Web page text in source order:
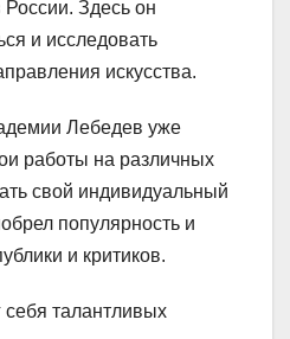
Здесь он
и исследовать
искусства.
Лебедев уже
работы на различных
свой индивидуальный
популярность и
и критиков.
себя талантливых